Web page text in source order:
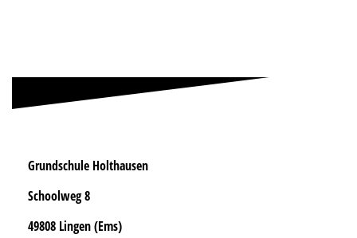
Grundschule Holthausen
Schoolweg 8
49808 Lingen (Ems)